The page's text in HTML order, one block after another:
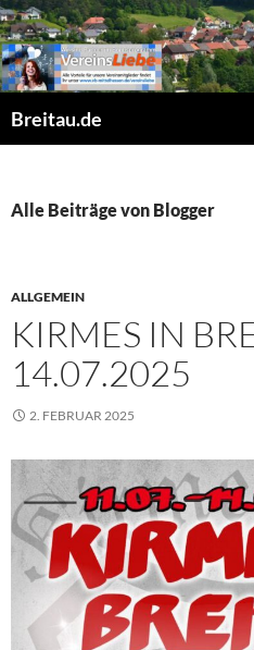
Zum
Inhalt
springen
Breitau.de
Alle Beiträge von Blogger
ALLGEMEIN
KIRMES IN
14.07.2025
2. FEBRUAR 2025